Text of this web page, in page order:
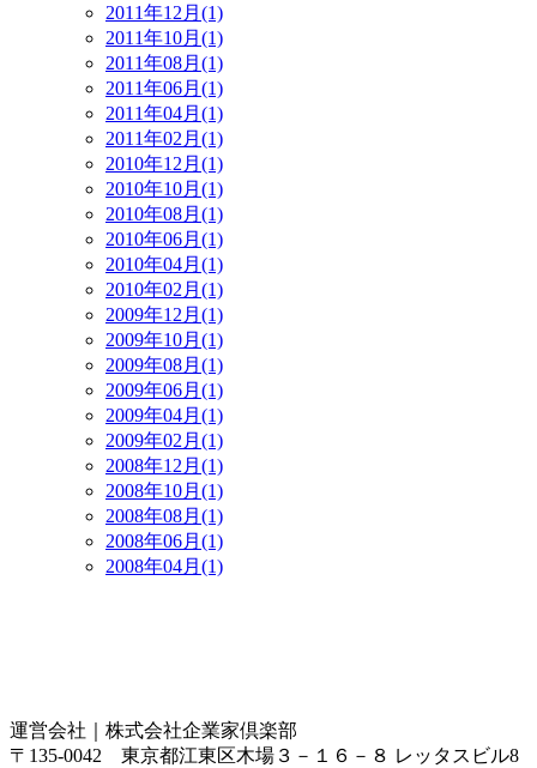
2011年12月(1)
2011年10月(1)
2011年08月(1)
2011年06月(1)
2011年04月(1)
2011年02月(1)
2010年12月(1)
2010年10月(1)
2010年08月(1)
2010年06月(1)
2010年04月(1)
2010年02月(1)
2009年12月(1)
2009年10月(1)
2009年08月(1)
2009年06月(1)
2009年04月(1)
2009年02月(1)
2008年12月(1)
2008年10月(1)
2008年08月(1)
2008年06月(1)
2008年04月(1)
運営会社｜ 株式会社企業家倶楽部
〒135-0042 東京都江東区木場３－１６－８ レッタスビル8